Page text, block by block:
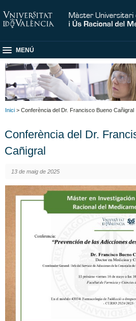
MENÚ
Inici > Conferència del Dr. Francisco Bueno Cañigral
Conferència del Dr.
Cañigral
13 de maig de 2025